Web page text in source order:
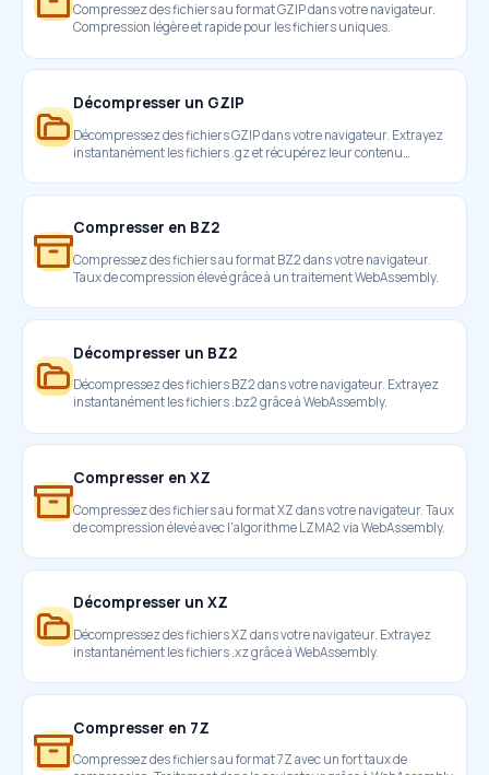
Compressez des fichiers au format GZIP dans votre navigateur.
Compression légère et rapide pour les fichiers uniques.
Décompresser un GZIP
Décompressez des fichiers GZIP dans votre navigateur. Extrayez
instantanément les fichiers .gz et récupérez leur contenu
Compresser en BZ2
Compressez des fichiers au format BZ2 dans votre navigateur.
Taux de compression élevé grâce à un traitement WebAssembly.
Décompresser un BZ2
Décompressez des fichiers BZ2 dans votre navigateur. Extrayez
instantanément les fichiers .bz2 grâce à WebAssembly.
Compresser en XZ
Compressez des fichiers au format XZ dans votre navigateur. Taux
de compression élevé avec l'algorithme LZMA2 via WebAssembly.
Décompresser un XZ
Décompressez des fichiers XZ dans votre navigateur. Extrayez
instantanément les fichiers .xz grâce à WebAssembly.
Compresser en 7Z
Compressez des fichiers au format 7Z avec un fort taux de